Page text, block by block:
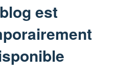
est